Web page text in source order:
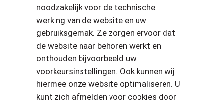
noodzakelijk voor de technische
werking van de website en uw
gebruiksgemak. Ze zorgen ervoor dat
de website naar behoren werkt en
onthouden bijvoorbeeld uw
voorkeursinstellingen. Ook kunnen wij
hiermee onze website optimaliseren. U
kunt zich afmelden voor cookies door